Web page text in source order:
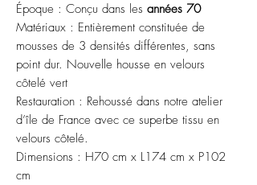
Époque : Conçu dans les années 70
Matériaux : Entièrement constituée de
mousses de 3 densités différentes, sans
point dur. Nouvelle housse en velours
côtelé vert
Restauration : Rehoussé dans notre atelier
d’île de France avec ce superbe tissu en
velours côtelé.
Dimensions : H70 cm x L174 cm x P102
cm